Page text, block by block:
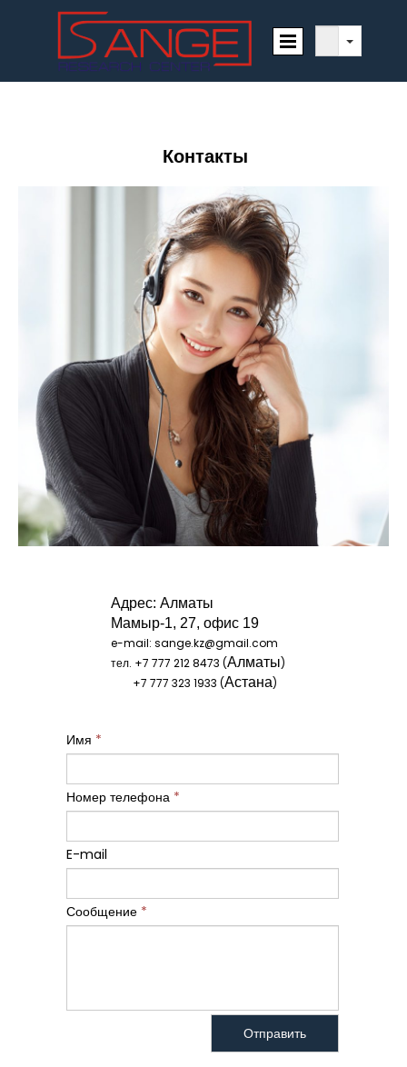
Контакты
Адрес: Алматы
Мамыр-1, 27, офис 19
e-mail: sange.kz@gmail.com
тел. +7 777 212 8473 (Алматы)
+7 777 323 1933 (Астана)
Имя *
Номер телефона*
E-mail
Сообщение*
Отправить